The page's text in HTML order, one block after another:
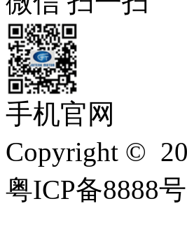
手机官网
Copyright ©
粤ICP备8888